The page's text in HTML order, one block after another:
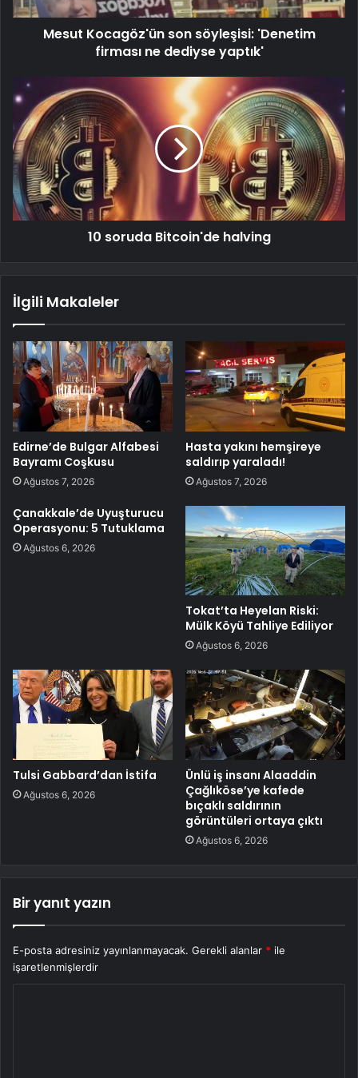
Mesut Kocagöz'ün son söyleşisi: 'Denetim
firması ne dediyse yaptık'
10 soruda Bitcoin'de halving
İlgili Makaleler
Edirne’de Bulgar Alfabesi
Bayramı Coşkusu
Ağustos 7, 2026
Hasta yakını hemşireye
saldırıp yaraladı!
Ağustos 7, 2026
Çanakkale’de Uyuşturucu
Operasyonu: 5 Tutuklama
Ağustos 6, 2026
Tokat’ta Heyelan Riski:
Mülk Köyü Tahliye Ediliyor
Ağustos 6, 2026
Tulsi Gabbard’dan İstifa
Ağustos 6, 2026
Ünlü iş insanı Alaaddin
Çağlıköse’ye kafede
bıçaklı saldırının
görüntüleri ortaya çıktı
Ağustos 6, 2026
Bir yanıt yazın
E-posta adresiniz yayınlanmayacak. Gerekli alanlar * ile
işaretlenmişlerdir